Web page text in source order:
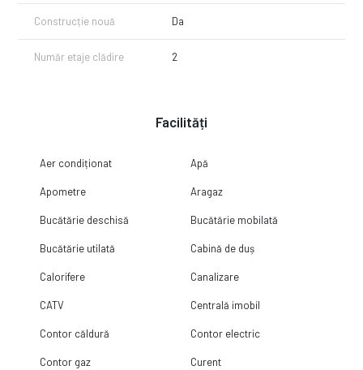
Construcție nouă Da
Număr etaje clădire 2
Facilități
Aer condiționat Apă
Apometre Aragaz
Bucătărie deschisă Bucătărie mobilată
Bucătărie utilată Cabină de duș
Calorifere Canalizare
CATV Centrală imobil
Contor căldură Contor electric
Contor gaz Curent